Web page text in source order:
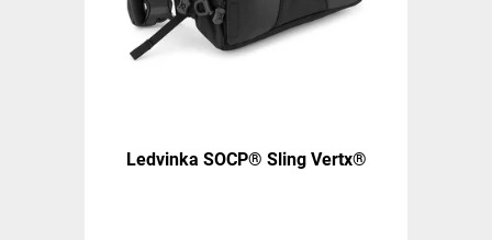
Ledvinka SOCP® Sling Vertx®